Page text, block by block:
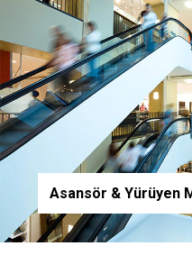
Asansör & Yürüyen